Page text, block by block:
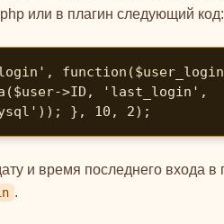
или в плагин следующий код:
>ID, 'last_login',
}, 10, 2);
и время последнего входа в
.